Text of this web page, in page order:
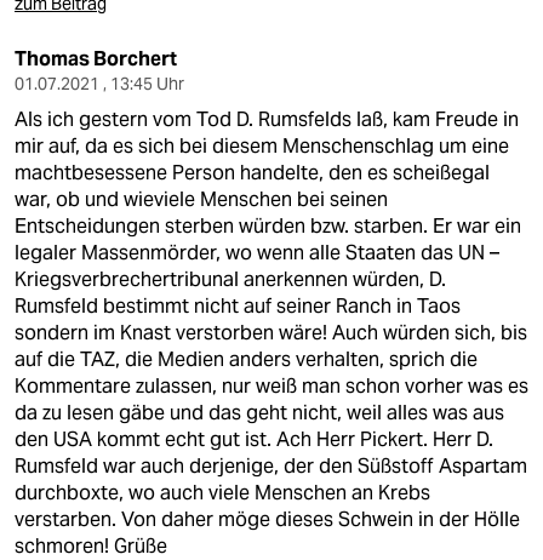
Thomas Borchert
01.07.2021 , 13:45 Uhr
Als ich gestern vom Tod D. Rumsfelds laß, kam Freude in
mir auf, da es sich bei diesem Menschenschlag um eine
machtbesessene Person handelte, den es scheißegal
war, ob und wieviele Menschen bei seinen
Entscheidungen sterben würden bzw. starben. Er war ein
legaler Massenmörder, wo wenn alle Staaten das UN –
Kriegsverbrechertribunal anerkennen würden, D.
Rumsfeld bestimmt nicht auf seiner Ranch in Taos
sondern im Knast verstorben wäre! Auch würden sich, bis
auf die TAZ, die Medien anders verhalten, sprich die
Kommentare zulassen, nur weiß man schon vorher was es
da zu lesen gäbe und das geht nicht, weil alles was aus
den USA kommt echt gut ist. Ach Herr Pickert. Herr D.
Rumsfeld war auch derjenige, der den Süßstoff Aspartam
durchboxte, wo auch viele Menschen an Krebs
verstarben. Von daher möge dieses Schwein in der Hölle
schmoren! Grüße